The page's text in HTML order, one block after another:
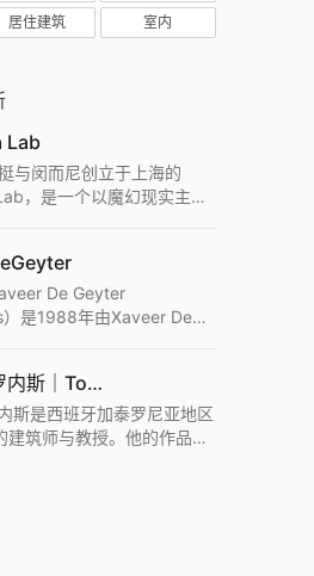
居住建筑 室内
Lab
与闵而尼创立于上海的
，是一个以魔幻现实主
思维范式为基础，以上海性
介入设计的原点，以建筑为
推动建筑学和社会学进步。
获Merit,2021 Architizer
中获Special
Young Firm，2020 IF
De Geyter
是1988年由Xaveer De
法、多元的专业团队和国际
称，曾获密斯·凡·德罗奖、
多项重要奖项。XDGA主张
托尼·希罗内斯｜Toni Gironès
斯是西班牙加泰罗尼亚地区
建筑师与教授。他的作品深